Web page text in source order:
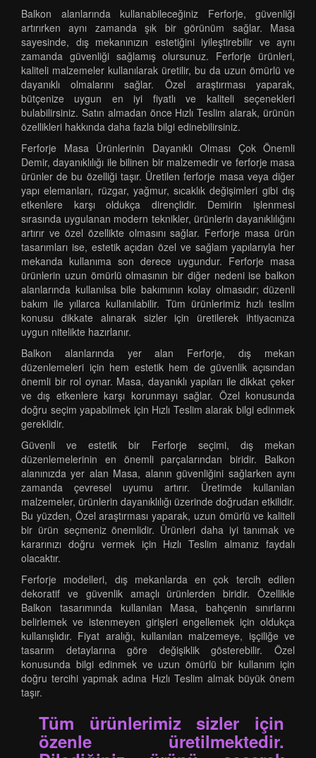
Balkon alanlarında kullanabileceğiniz Ferforje, güvenliği
artırırken aynı zamanda şık bir görünüm sağlar. Masa
sayesinde, dış mekanınızın estetiğini iyileştirebilir ve aynı
zamanda güvenliği sağlamış olursunuz. Ferforje ürünleri,
kaliteli malzemeler kullanılarak üretilir, bu da uzun ömürlü ve
dayanıklı olmalarını sağlar. Özel araştırması yaparak,
bütçenize uygun en iyi fiyatlı ve kaliteli seçenekleri
bulabilirsiniz. Satın almadan önce Hızlı Teslim alarak, ürünün
özellikleri hakkında daha fazla bilgi edinebilirsiniz.
Ferforje Masa Ürünlerinin Dayanıklı Olması Çok Önemli
Demir, dayanıklılığı ile bilinen bir malzemedir ve ferforje masa
ürünler de bu özelliği taşır. Üretilen ferforje masa veya diğer
yapı elemanları, rüzgar, yağmur, sıcaklık değişimleri gibi dış
etkenlere karşı oldukça dirençlidir. Demirin işlenmesi
sırasında uygulanan modern teknikler, ürünlerin dayanıklılığını
artırır ve özel özellikte olmasını sağlar. Ferforje masa ürün
tasarımları ise, estetik açıdan özel ve sağlam yapılarıyla her
mekanda kullanıma son derece uygundur. Ferforje masa
ürünlerin uzun ömürlü olmasının bir diğer nedeni ise balkon
alanlarında kullanılsa bile bakımının kolay olmasıdır; düzenli
bakım ile yıllarca kullanılabilir. Tüm ürünlerimiz hızlı teslim
konusu dikkate alınarak sizler için üretilerek ihtiyacınıza
uygun nitelikte hazırlanır.
Balkon alanlarında yer alan Ferforje, dış mekan
düzenlemeleri için hem estetik hem de güvenlik açısından
önemli bir rol oynar. Masa, dayanıklı yapıları ile dikkat çeker
ve dış etkenlere karşı korunmayı sağlar. Özel konusunda
doğru seçim yapabilmek için Hızlı Teslim alarak bilgi edinmek
gereklidir.
Güvenli ve estetik bir Ferforje seçimi, dış mekan
düzenlemelerinin en önemli parçalarından biridir. Balkon
alanınızda yer alan Masa, alanın güvenliğini sağlarken aynı
zamanda çevresel uyumu artırır. Üretimde kullanılan
malzemeler, ürünlerin dayanıklılığı üzerinde doğrudan etkilidir.
Bu yüzden, Özel araştırması yaparak, uzun ömürlü ve kaliteli
bir ürün seçmeniz önemlidir. Ürünleri daha iyi tanımak ve
kararınızı doğru vermek için Hızlı Teslim almanız faydalı
olacaktır.
Ferforje modelleri, dış mekanlarda en çok tercih edilen
dekoratif ve güvenlik amaçlı ürünlerden biridir. Özellikle
Balkon tasarımında kullanılan Masa, bahçenin sınırlarını
belirlemek ve istenmeyen girişleri engellemek için oldukça
kullanışlıdır. Fiyat aralığı, kullanılan malzemeye, işçiliğe ve
tasarım detaylarına göre değişiklik gösterebilir. Özel
konusunda bilgi edinmek ve uzun ömürlü bir kullanım için
doğru tercihi yapmak adına Hızlı Teslim almak büyük önem
taşır.
Tüm ürünlerimiz sizler için
özenle üretilmektedir.